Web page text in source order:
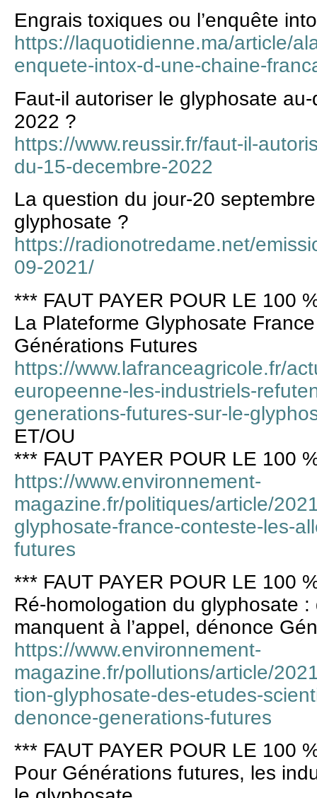
Engrais toxiques ou l’enquête
https://laquotidienne.ma/article/
enquete-intox-d-une-chaine-
Faut-il autoriser le glyphosate
2022 ?
https://www.reussir.fr/faut-il-
du-15-decembre-2022
La question du jour-20
glyphosate ?
https://radionotredame.net/
09-2021/
*** FAUT PAYER POUR LE 100
La Plateforme Glyphosate
Générations Futures
https://www.lafranceagricole.fr/
europeenne-les-industriels-
generations-futures-sur-le-
ET/OU
*** FAUT PAYER POUR LE 100
https://www.environnement-
magazine.fr/politiques/article/
glyphosate-france-conteste-les-
futures
*** FAUT PAYER POUR LE 100
Ré-homologation du glyphosate
manquent à l’appel, dénonce
https://www.environnement-
magazine.fr/pollutions/article/
tion-glyphosate-des-etudes-
denonce-generations-futures
*** FAUT PAYER POUR LE 100
Pour Générations futures, les